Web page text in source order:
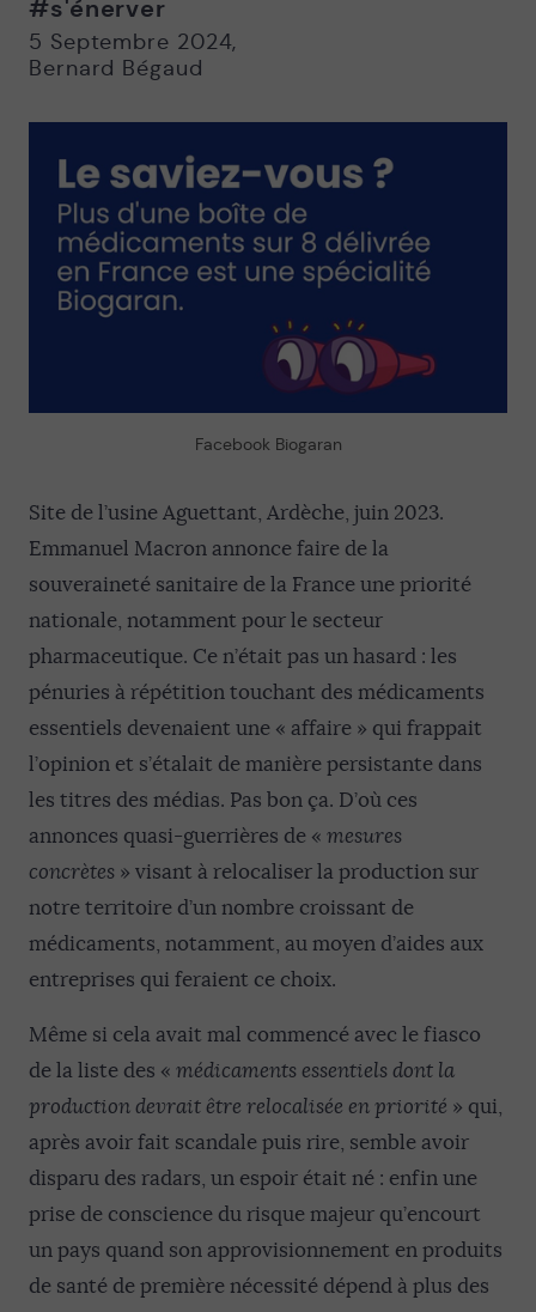
fenêtre
#s'énerver
5 Septembre 2024,
Bernard Bégaud
Facebook Biogaran
Site de l’usine Aguettant, Ardèche, juin 2023.
Emmanuel Macron annonce faire de la
souveraineté sanitaire de la France une priorité
nationale, notamment pour le secteur
pharmaceutique. Ce n’était pas un hasard : les
pénuries à répétition touchant des médicaments
essentiels devenaient une « affaire » qui frappait
l’opinion et s’étalait de manière persistante dans
les titres des médias. Pas bon ça. D’où ces
annonces quasi-guerrières de « mesures
concrètes » visant à relocaliser la production sur
notre territoire d’un nombre croissant de
médicaments, notamment, au moyen d’aides aux
entreprises qui feraient ce choix.
Même si cela avait mal commencé avec le fiasco
de la liste des « médicaments essentiels dont la
production devrait être relocalisée en priorité » qui,
après avoir fait scandale puis rire, semble avoir
disparu des radars, un espoir était né : enfin une
prise de conscience du risque majeur qu’encourt
un pays quand son approvisionnement en produits
de santé de première nécessité dépend à plus des